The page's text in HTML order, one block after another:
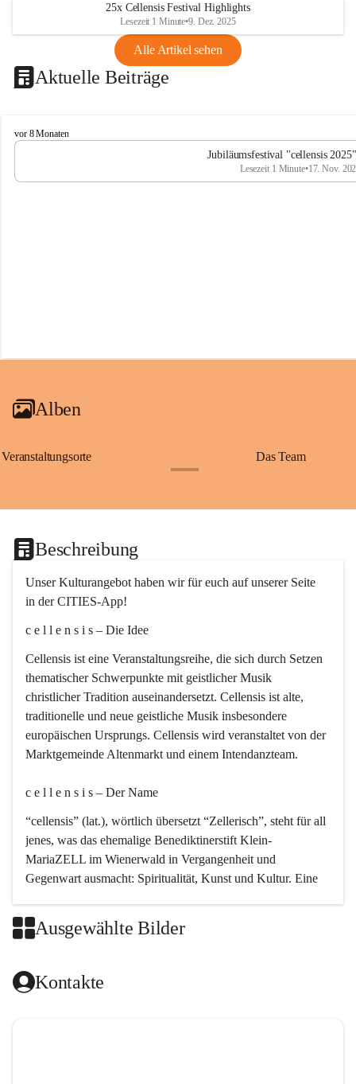
25x Cellensis Festival Highlights
Lesezeit 1 Minute•9. Dez. 2025
Alle Artikel sehen
Aktuelle Beiträge
C
e
l
vor 8 Monaten
Jubiläumsfestival "cellensis
Lesezeit 1 Minute•17. Nov.
Alben
Veranstaltungsorte Das Team
Beschreibung
Unser Kulturangebot haben wir für euch auf unserer Seite
in der CITIES-App!
c e l l e n s i s – Die Idee
Cellensis ist eine Veranstaltungsreihe, die sich durch Setzen
thematischer Schwerpunkte mit geistlicher Musik
christlicher Tradition auseinandersetzt. Cellensis ist alte,
traditionelle und neue geistliche Musik insbesondere
europäischen Ursprungs. Cellensis wird veranstaltet von der
Marktgemeinde Altenmarkt und einem Intendanzteam.
c e l l e n s i s – Der Name
“cellensis” (lat.), wörtlich übersetzt “Zellerisch”, steht für all
jenes, was das ehemalige Benediktinerstift Klein-
MariaZELL im Wienerwald in Vergangenheit und
Gegenwart ausmacht: Spiritualität, Kunst und Kultur. Eine
Kirchenmusik, dem kunstvollen Lob Gottes.
Das kirchenmusikalische Festival Cellensis wird seit dem
Ausgewählte Bilder
Kontakte